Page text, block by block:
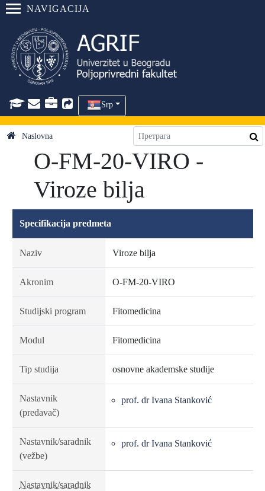
NAVIGACIJA
Srp
Naslovna
O-FM-20-VIRO -
Viroze bilja
Specifikacija predmeta
Naziv Viroze bilja
Akronim O-FM-20-VIRO
Studijski program Fitomedicina
Modul Fitomedicina
Tip studija osnovne akademske studije
Nastavnik
(predavač)
prof. dr Ivana Stanković
Nastavnik/saradnik
(vežbe)
prof. dr Ivana Stanković
Nastavnik/saradnik